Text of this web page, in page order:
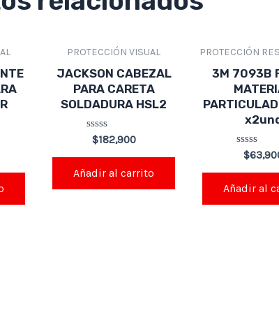
PROTECCIÓN VISUAL
JACKSON CABEZAL
PARA CARETA
SOLDADURA HSL2
Valorado
en
0
de
5
$182,900
Añadir al carrito
PROTECCIÓN
3M 7093B
Valorado
en
0
de
5
$
Añadir al